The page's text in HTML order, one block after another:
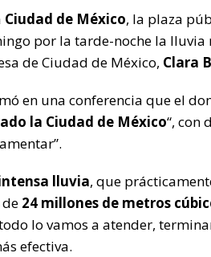
y
Li
n
k
p
ar
ti
r
Ciudad de México, la plaza
por la tarde-noche la lluvia
de Ciudad de México, Clara
en una conferencia que el
la Ciudad de México“, con
lluvia, que
24 millones de metros
lo vamos a atender,
efectiva.